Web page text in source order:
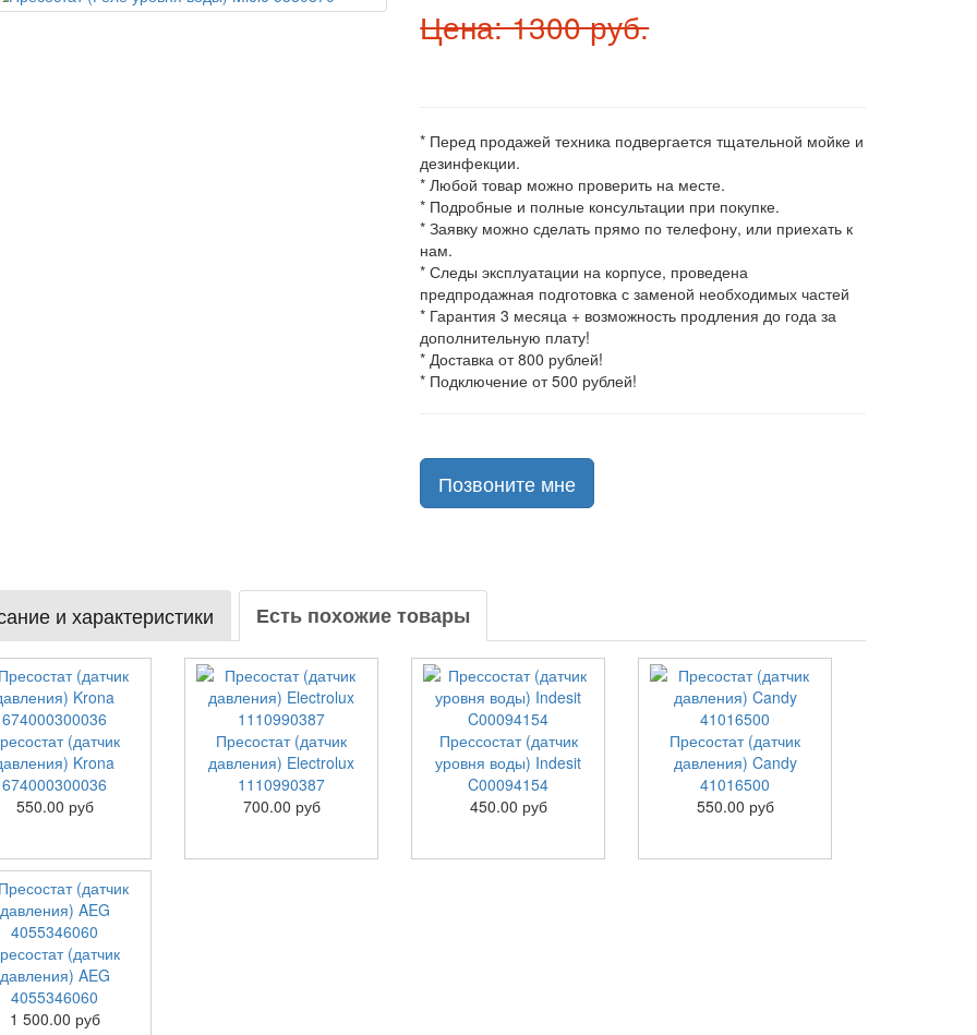
Цена: 1300 руб.
* Перед продажей техника подвергается тщательной мойке и
дезинфекции.
* Любой товар можно проверить на месте.
* Подробные и полные консультации при покупке.
* Заявку можно сделать прямо по телефону, или приехать к
нам.
* Следы эксплуатации на корпусе, проведена
предпродажная подготовка с заменой необходимых частей
* Гарантия 3 месяца + возможность продления до года за
дополнительную плату!
* Доставка от 800 рублей!
* Подключение от 500 рублей!
Позвоните мне
и характеристики Есть похожие товары
(датчик
Krona
674000300036
550.00 руб
Пресостат (датчик
давления) Electrolux
1110990387
700.00 руб
Прессостат (датчик
уровня воды) Indesit
C00094154
450.00 руб
Пресостат (датчик
давления) Candy
41016500
550.00 руб
(датчик
давления) AEG
4055346060
1 500.00 руб